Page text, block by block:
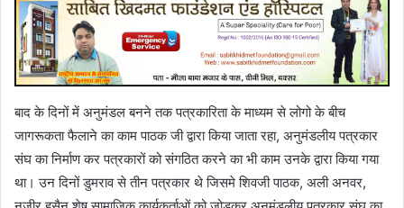
बाद के दिनों में अनुमंडल बनने तक पत्रकारिता के माध्यम से लोगो के बीच
जागरूकता फैलाने का काम पाठक जी द्वारा किया जाता रहा, अनुमंडलीय पत्रकार
संघ का निर्माण कर पत्रकारों को संगठित करने का भी काम उनके द्वारा किया गया
था। उन दिनों डुमराव से तीन पत्रकार थे जिसमे शिवजी पाठक, अली अनवर,